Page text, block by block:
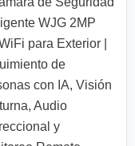
precio
original
era:
$ 100.000.